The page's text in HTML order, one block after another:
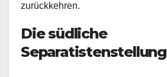
zurückkehren.
Die südliche
Separatistenstellung